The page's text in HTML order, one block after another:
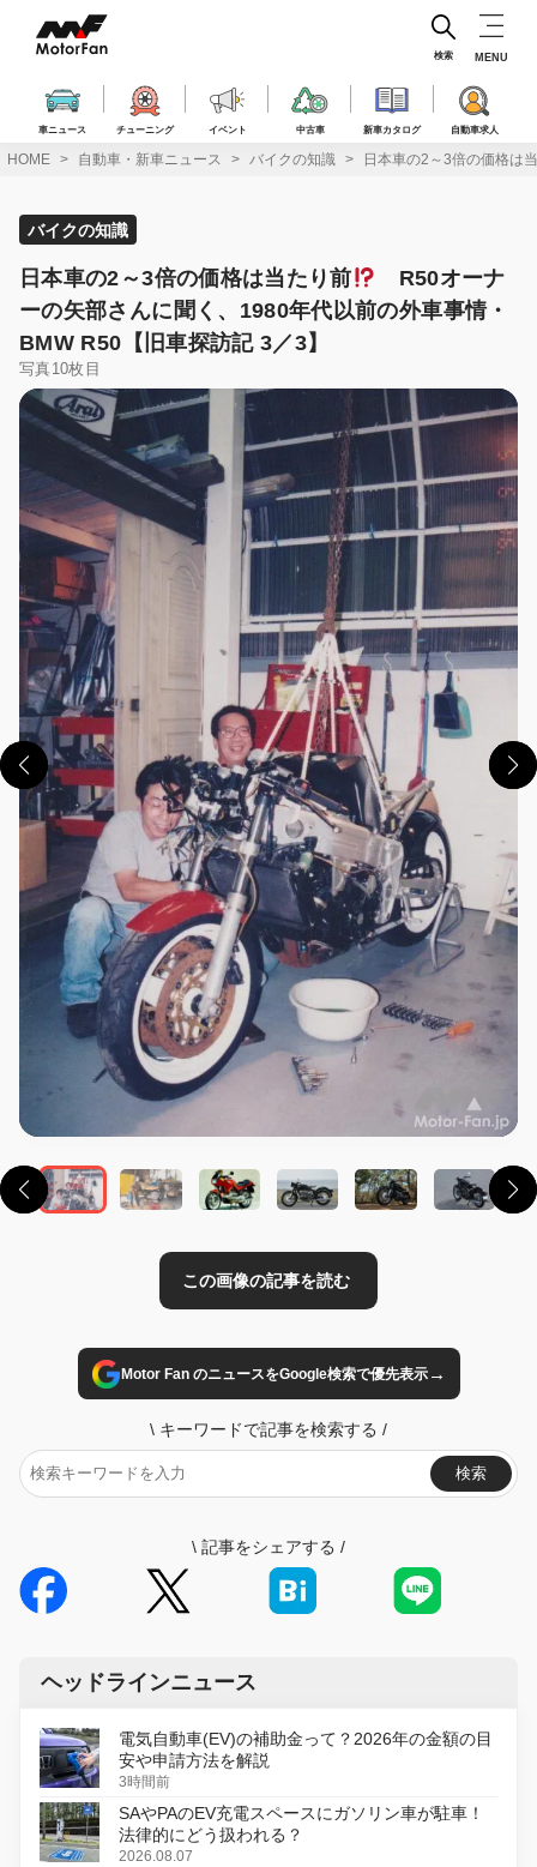
ス
車ニュース チューニング イベント 中古車 新車カタログ 自動車求人
検索 MENU
HOME 自動車・新車ニュース バイクの知識 日本車の2～3倍の価格は
バイクの知識
日本車の2～3倍の価格は当たり前
R50オーナ
ーの矢部さんに聞く、1980年代以前の外車事情・
BMW R50【旧車探訪記 3／3】
写真10枚目
この画像の記事を読む
Motor Fan のニュースをGoogle検索で優先表示→
\ キーワードで記事を検索する /
検索
\ 記事をシェアする /
ヘッドラインニュース
電気自動車(EV)の補助金って？2026年の金額の目
安や申請方法を解説
3時間前
SAやPAのEV充電スペースにガソリン車が駐車！
法律的にどう扱われる？
2026.08.07